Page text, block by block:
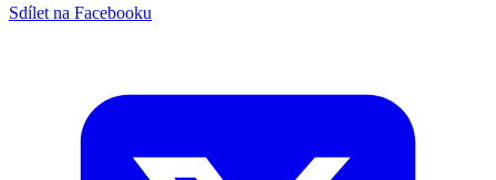
Sdílet na Facebooku